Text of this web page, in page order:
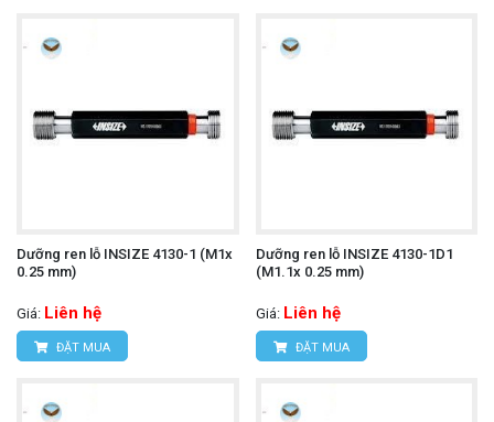
Dưỡng ren lỗ INSIZE 4130-1 (M1x
0.25 mm)
Giá: Liên hệ
ĐẶT MUA
Dưỡng ren lỗ INSIZE 4130-1D1
(M1.1x 0.25 mm)
Giá: Liên hệ
ĐẶT MUA